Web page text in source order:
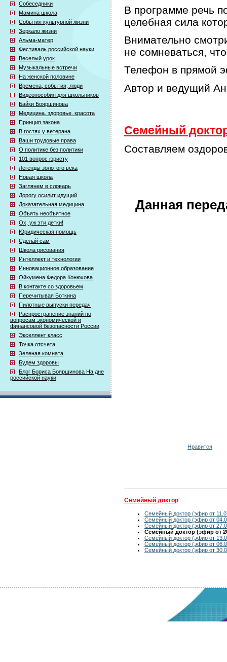
Собеседники
Мамина школа
События культурной жизни
Зеркало жизни
Альма-матер
Фестиваль российской науки
Веселый урок
Музыкальные встречи
На женской половине
Времена, события, люди
Видеопособия для школьников
Байки Бояршинова
Медицина. здоровье. красота
Принцип закона
В гостях у ветерана
Ваши трудовые права
О политике без политики
101 вопрос юристу
Легенды золотого века
Новая школа
Заглянем в словарь
Дорогу осилит идущий
Доказательная медицина
Объять необъятное
Ох, уж эти детки!
Юридическая помощь
Сделай сам
Школа рисования
Интеллект и технологии
Инновационное образование
Ойкумена Федора Конюхова
В контакте со здоровьем
Перечитывая Боткина
Пилотные выпуски передач
Распространение знаний по
вопросам экономической и
финансовой безопасности России
Экселлент класс
Точка отсчета
Зеленая комната
Будем здоровы
Блог Бориса Бояршинова На дне
российской науки
В программе речь
целебная сила
Внимательно
не сомневаться,
Телефон в прямой
Автор и ведущий
Семейный
Составляем
Данная
Нравится
Семейный доктор
Семейный доктор (эфир от
Семейный доктор (эфир от
Семейный доктор (эфир от
Семейный доктор (эфир от
Семейный доктор (эфир от
Семейный доктор (эфир от
Семейный доктор (эфир от